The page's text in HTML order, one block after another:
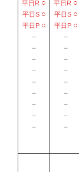
平日R ○
平日S ○
平日P ○
－
－
－
－
－
－
－
－
－
平日R ○
平日S ○
平日P ○
－
－
－
－
－
－
－
－
－